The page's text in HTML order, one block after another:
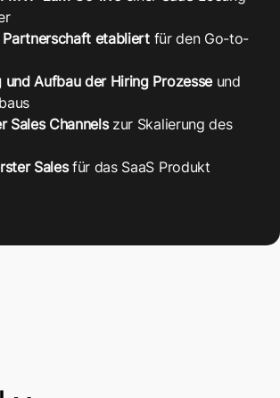
Partnerschaft etabliert für den Go-to-
und Aufbau der Hiring Prozesse und
Sales Channels zur Skalierung des
Salesfür das SaaS Produkt​​